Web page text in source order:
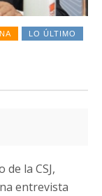
LO ÚLTIMO
la CSJ,
entrevista